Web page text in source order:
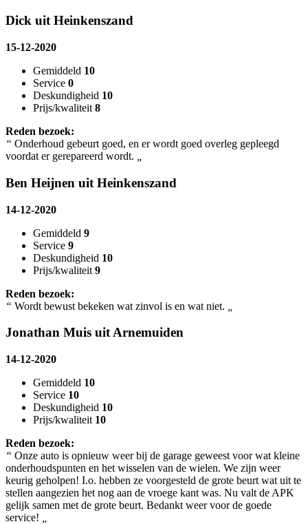
Dick uit Heinkenszand
15-12-2020
Gemiddeld 10
Service 0
Deskundigheid 10
Prijs/kwaliteit 8
Reden bezoek:
“ Onderhoud gebeurt goed, en er wordt goed overleg gepleegd
voordat er gerepareerd wordt.
Ben Heijnen uit Heinkenszand
14-12-2020
Gemiddeld 9
Service 9
Deskundigheid 10
Prijs/kwaliteit 9
Reden bezoek:
“ Wordt bewust bekeken wat zinvol is en wat niet.
Jonathan Muis uit Arnemuiden
14-12-2020
Gemiddeld 10
Service 10
Deskundigheid 10
Prijs/kwaliteit 10
Reden bezoek:
“ Onze auto is opnieuw weer bij de garage geweest voor wat kleine
onderhoudspunten en het wisselen van de wielen. We zijn weer
keurig geholpen! I.o. hebben ze voorgesteld de grote beurt wat uit te
stellen aangezien het nog aan de vroege kant was. Nu valt de APK
gelijk samen met de grote beurt. Bedankt weer voor de goede
service!